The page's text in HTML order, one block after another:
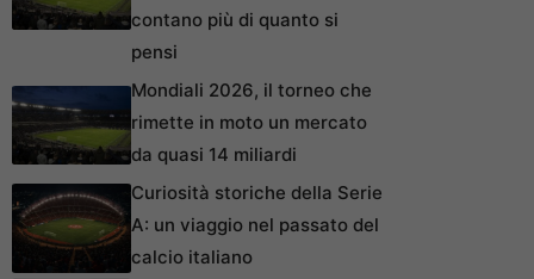
contano più di quanto si
pensi
Mondiali 2026, il torneo che
rimette in moto un mercato
da quasi 14 miliardi
Curiosità storiche della Serie
A: un viaggio nel passato del
calcio italiano